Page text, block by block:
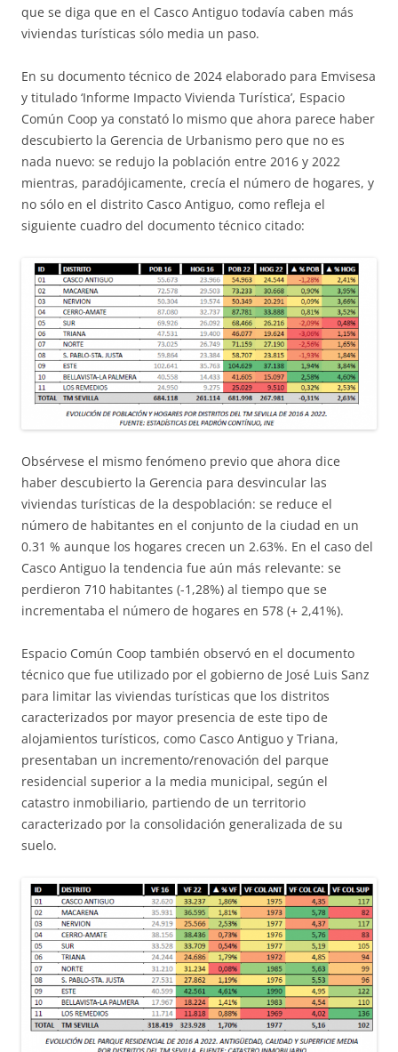
que se diga que en el Casco Antiguo todavía caben más
viviendas turísticas sólo media un paso.
En su documento técnico de 2024 elaborado para Emvisesa
y titulado ‘Informe Impacto Vivienda Turística’, Espacio
Común Coop ya constató lo mismo que ahora parece haber
descubierto la Gerencia de Urbanismo pero que no es
nada nuevo: se redujo la población entre 2016 y 2022
mientras, paradójicamente, crecía el número de hogares, y
no sólo en el distrito Casco Antiguo, como refleja el
siguiente cuadro del documento técnico citado:
Obsérvese el mismo fenómeno previo que ahora dice
haber descubierto la Gerencia para desvincular las
viviendas turísticas de la despoblación: se reduce el
número de habitantes en el conjunto de la ciudad en un
0.31 % aunque los hogares crecen un 2.63%. En el caso del
Casco Antiguo la tendencia fue aún más relevante: se
perdieron 710 habitantes (-1,28%) al tiempo que se
incrementaba el número de hogares en 578 (+ 2,41%).
Espacio Común Coop también observó en el documento
técnico que fue utilizado por el gobierno de José Luis Sanz
para limitar las viviendas turísticas que los distritos
caracterizados por mayor presencia de este tipo de
alojamientos turísticos, como Casco Antiguo y Triana,
presentaban un incremento/renovación del parque
residencial superior a la media municipal, según el
catastro inmobiliario, partiendo de un territorio
caracterizado por la consolidación generalizada de su
suelo.